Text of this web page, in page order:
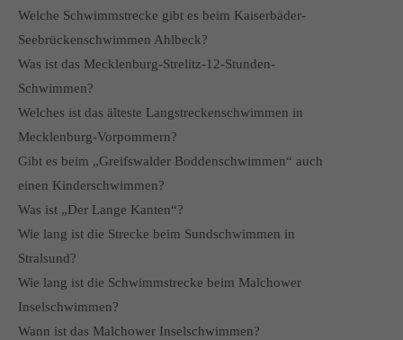
Welche Schwimmstrecke gibt es beim Kaiserbäder-
Seebrückenschwimmen Ahlbeck?
Was ist das Mecklenburg-Strelitz-12-Stunden-
Schwimmen?
Welches ist das älteste Langstreckenschwimmen in
Mecklenburg-Vorpommern?
Gibt es beim „Greifswalder Boddenschwimmen“ auch
einen Kinderschwimmen?
Was ist „Der Lange Kanten“?
Wie lang ist die Strecke beim Sundschwimmen in
Stralsund?
Wie lang ist die Schwimmstrecke beim Malchower
Inselschwimmen?
Wann ist das Malchower Inselschwimmen?